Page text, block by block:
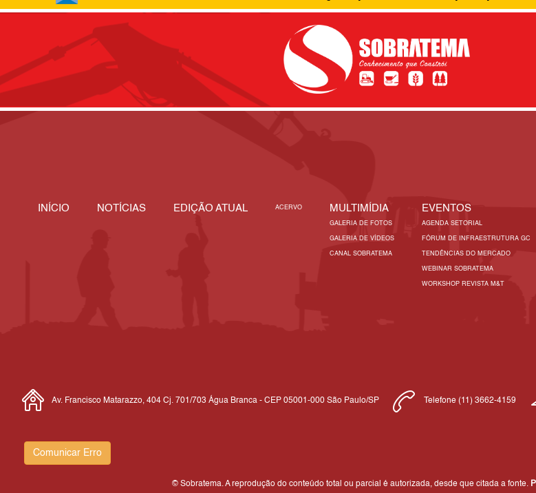
INÍCIO NOTÍCIAS EDIÇÃO ATUAL ACERVO MULTIMÍDIA
GALERIA DE FOTOS
GALERIA DE VÍDEOS
CANAL SOBRATEMA
EVENTOS
AGENDA SETORIAL
FÓRUM DE INFRAESTRUTURA GC
TENDÊNCIAS DO MERCADO
WEBINAR SOBRATEMA
WORKSHOP REVISTA M&T
Av. Francisco Matarazzo, 404 Cj. 701/703 Água Branca - CEP 05001-000 São Paulo/SP Telefone (11) 3662-4159
Comunicar Erro
© Sobratema. A reprodução do conteúdo total ou parcial é autorizada, desde que citada a fonte.